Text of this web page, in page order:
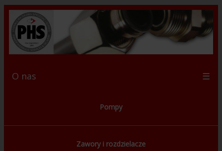
O nas ☰
Pompy
Zawory i rozdzielacze